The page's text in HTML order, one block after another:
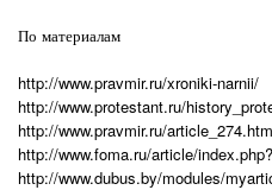
По материалам
http://www.pravmir.ru/xroniki-narnii/
http://www.protestant.ru/
http://www.pravmir.ru/
http://www.foma.ru/article/
http://www.dubus.by/modules/